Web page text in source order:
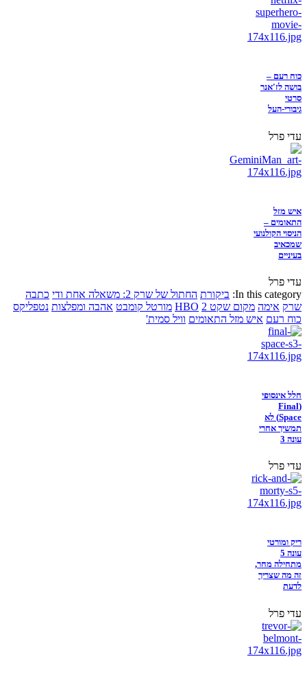
כוח רעם –
בושה לז'אנר
סרטי
גיבורי-העל
עדי פרל
איש מזל
התאומים –
הניסוי הקולנועי
שמכאיב
בעיניים
עדי פרל
In this category: ביקורת החתול של שרק 2: משאלה אחת ודי
כתבה
שרק אימה מקום שקט 2 HBO מורטל קומבט אהבה ומפלצות נטפליקס
כוח רעם איש מזל התאומים וויל סמית'
חלל אינסופי
(Final
Space) לא
תמשיך אחרי
עונה 3
עדי פרל
ריק ומורטי
עונה 5
מתחילה מחר,
זה מה שצריך
לדעת
עדי פרל